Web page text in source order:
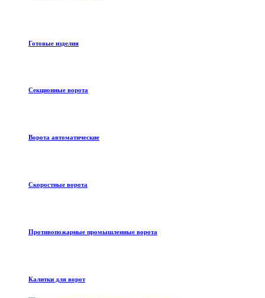
Готовые изделия
Секционные ворота
Ворота автоматические
Скоростные ворота
Противопожарные промышленные ворота
Калитки для ворот